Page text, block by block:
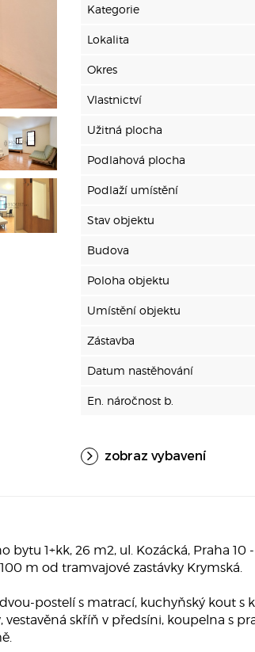
Kategorie
Lokalita
Okres
Vlastnictví
Užitná plocha
Podlahová plocha
Podlaží umístění
Stav objektu
Budova
Poloha objektu
Umístění objektu
Zástavba
Datum nastěhování
En. náročnost b.
zobraz vybavení
1+kk, 26 m2, ul. Kozácká, Praha
m od tramvajové zastávky Krymská.
postelí s matrací, kuchyňský kout
skříň v předsíni, koupelna s